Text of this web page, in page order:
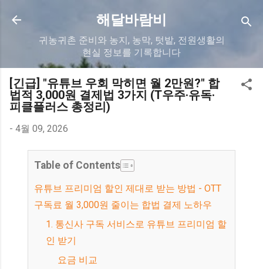
기본 콘텐츠로 건너뛰기
해달바람비
귀농귀촌 준비와 농지, 농막, 텃밭, 전원생활의
현실 정보를 기록합니다
[긴급] "유튜브 우회 막히면 월 2만원?" 합
법적 3,000원 결제법 3가지 (T우주·유독·
피클플러스 총정리)
- 4월 09, 2026
Table of Contents
유튜브 프리미엄 할인 제대로 받는 방법 - OTT
구독료 월 3,000원 줄이는 합법 결제 노하우
1. 통신사 구독 서비스로 유튜브 프리미엄 할
인 받기
요금 비교